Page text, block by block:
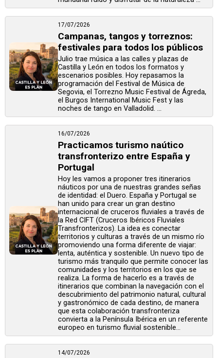
17/07/2026
Campanas, tangos y torreznos:
festivales para todos los públicos
Julio trae música a las calles y plazas de
Castilla y León en todos los formatos y
escenarios posibles. Hoy repasamos la
programación del Festival de Música de
Segovia, el Torrezno Music Festival de Ágreda,
el Burgos International Music Fest y las
noches de tango en Valladolid. ...
16/07/2026
Practicamos turismo naútico
transfronterizo entre España y
Portugal
Hoy les vamos a proponer tres itinerarios
náuticos por una de nuestras grandes señas
de identidad: el Duero. España y Portugal se
han unido para crear un gran destino
internacional de cruceros fluviales a través de
la Red CIFT (Cruceros Ibéricos Fluviales
Transfronterizos). La idea es conectar
territorios y culturas a través de un mismo río
promoviendo una forma diferente de viajar:
lenta, auténtica y sostenible. Un nuevo tipo de
turismo más tranquilo que permite conocer las
comunidades y los territorios en los que se
realiza. La forma de hacerlo es a través de
itinerarios que combinan la navegación con el
descubrimiento del patrimonio natural, cultural
y gastronómico de cada destino, de manera
que esta colaboración transfronteriza
convierta a la Península Ibérica en un referente
europeo en turismo fluvial sostenible...
14/07/2026